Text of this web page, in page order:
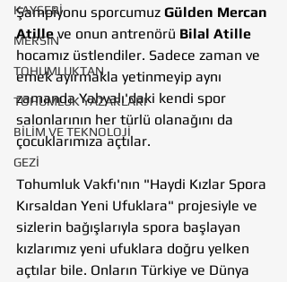
KAYSERİ
MERSİN
TOHUMLUKTAN
TOHUMLUK YAZARLARI
BİLİM VE TEKNOLOJİ
GEZİ
Şampiyonu sporcumuz Gülden Mercan
Atille ve onun antrenörü Bilal Atille
hocamız üstlendiler. Sadece zaman ve
emek ayırmakla yetinmeyip aynı
zamanda Yahyalı'daki kendi spor
salonlarının her türlü olanağını da
çocuklarımıza açtılar.
Tohumluk Vakfı'nın "Haydi Kızlar Spora
Kırsaldan Yeni Ufuklara" projesiyle ve
sizlerin bağışlarıyla spora başlayan
kızlarımız yeni ufuklara doğru yelken
açtılar bile. Onların Türkiye ve Dünya